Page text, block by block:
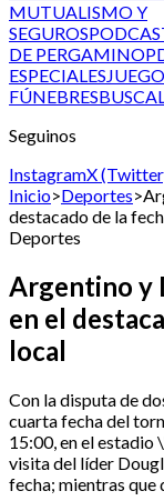
MUTUALISMO Y
SEGUROS
DE PERGAMINO
ESPECIALES
FÚNEBRES
Seguinos
InstagramX
Inicio>Deportes>
destacado de la
Deportes
Argentino y
en el
local
Con la disputa de
cuarta fecha del
15:00, en el
visita del líder
fecha; mientras que